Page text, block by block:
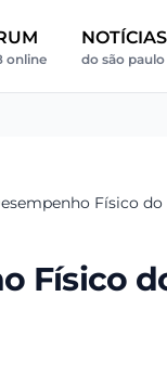
online
NOTÍCIAS
do são paulo
Físico
Físico